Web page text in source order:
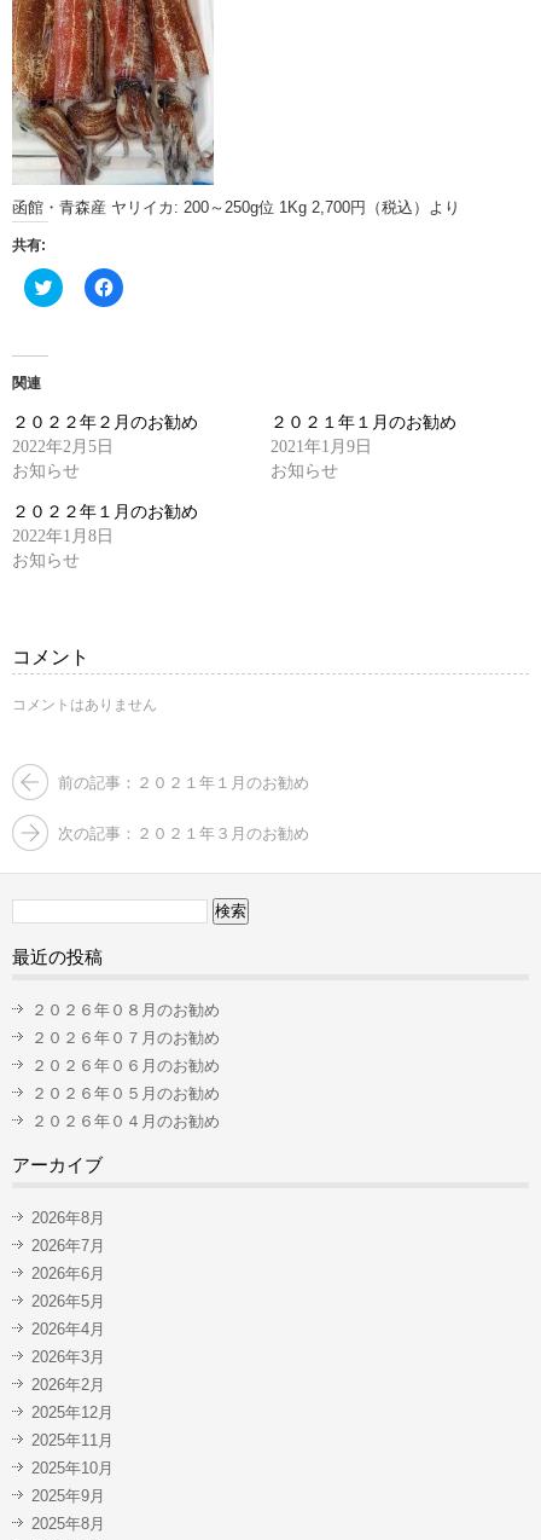
函館・青森産 ヤリイカ: 200～250g位 1Kg 2,700円（税込）より
共有:
ク
リ
有
(新
し
い
ィ
ン
ド
ウ
で
Facebook
で
ク
リ
く
だ
ウ
開
関連
２０２２年２月のお勧め
2022年2月5日
お知らせ
２０２１年１月のお勧め
2021年1月9日
お知らせ
２０２２年１月のお勧め
2022年1月8日
お知らせ
コメント
コメントはありません
前の記事：２０２１年１月のお勧め
次の記事：２０２１年３月のお勧め
最近の投稿
２０２６年０８月のお勧め
２０２６年０７月のお勧め
２０２６年０６月のお勧め
２０２６年０５月のお勧め
２０２６年０４月のお勧め
アーカイブ
2026年8月
2026年7月
2026年6月
2026年5月
2026年4月
2026年3月
2026年2月
2025年12月
2025年11月
2025年10月
2025年9月
2025年8月